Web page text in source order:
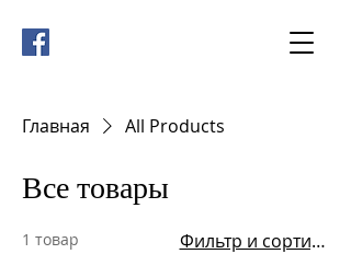
Главная All Products
Все товары
1 товар Фильтр и сортировка